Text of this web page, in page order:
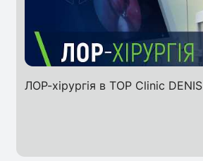
ЛОР-хірургія в TOP Clinic DENIS